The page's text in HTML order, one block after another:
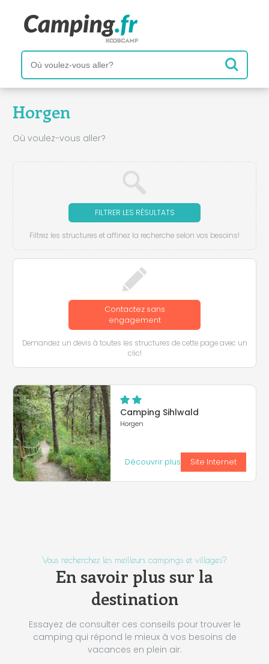
Horgen
Où voulez-vous aller?
FILTRER LES RÉSULTATS
Filtrez les structures et affinez la recherche selon vos besoins!
Contactez sans
engagement
Demandez un devis à toutes les structures de cette page avec un
clic!
Camping Sihlwald
Horgen
Découvrir plus Site Internet
Vous recherchez les meilleurs campings et villages?
En savoir plus sur la
destination
Essayez de consulter ces conseils pour trouver le
camping qui répond le mieux à vos besoins de
vacances en plein air.